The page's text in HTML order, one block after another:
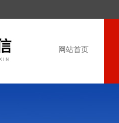
网站首页